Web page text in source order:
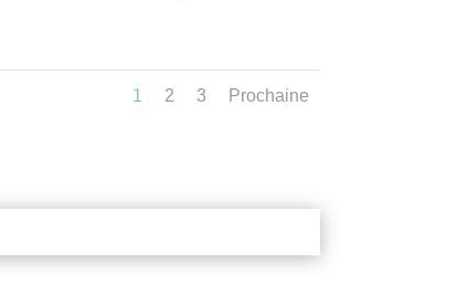
1 2 3 Prochaine